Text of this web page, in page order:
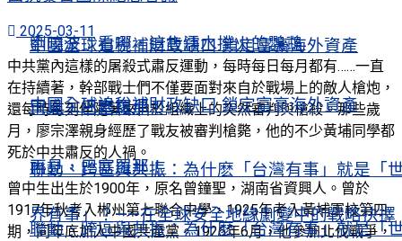
中國全球追稅補財政缺口 鎖定富豪海外資產
再見，巴塞羅那！
聯動、跨區與共振：為什麽「台灣有事」就是「
界有事」？——在全球安全地緣劇變中的戰略抉擇
劉曉波：看哪，這隻濡水撲火的鸚鵡
中國全球追稅補財政缺口 鎖定富豪海外資產
再見，巴塞羅那！
聯動、跨區與共振：為什麽「台灣有事」就是「
2025-03-11
中共黨內這樣的屠殺式肅反運動，每時每日每月都有……一直
在持續著，幹部戰士們不僅要面對來自於戰場上的敵人槍炮，
還每時每刻伴隨著來自於組織上的突然審判與槍殺。那些歲
月，廖宗澤親身經歷了戰友被審判槍斃，他的不少黃埔同學都
死於中共肅反的人禍。
曾中生出生於1900年，原名曾鐘聖，湖南省資興人。曾於
1917年秋考入郴州第七聯合中學，1925年考入黃埔軍校第四
期，同年底加入中國共產黨。1926年6月，他參加北伐戰爭，